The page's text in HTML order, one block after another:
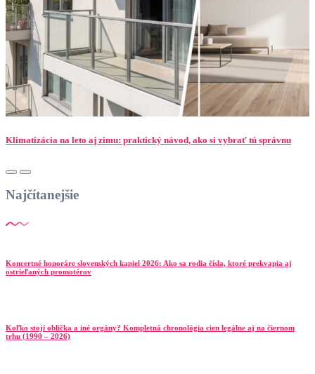
Klimatizácia na leto aj zimu: praktický návod, ako si vybrať tú správnu
Najčítanejšie
Koncertné honoráre slovenských kapiel 2026: Ako sa rodia čísla, ktoré prekvapia aj
ostrieľaných promotérov
Koľko stojí oblička a iné orgány? Kompletná chronológia cien legálne aj na čiernom
trhu (1990 – 2026)